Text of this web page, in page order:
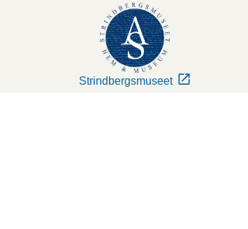
Strindbergsmuseet